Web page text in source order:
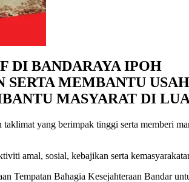
DI BANDARAYA IPOH
MEMBANTU
MASYARAT DI
yang berimpak tinggi serta memberi
amal, sosial, kebajikan serta
Tempatan Bahagia Kesejahteraan Bandar